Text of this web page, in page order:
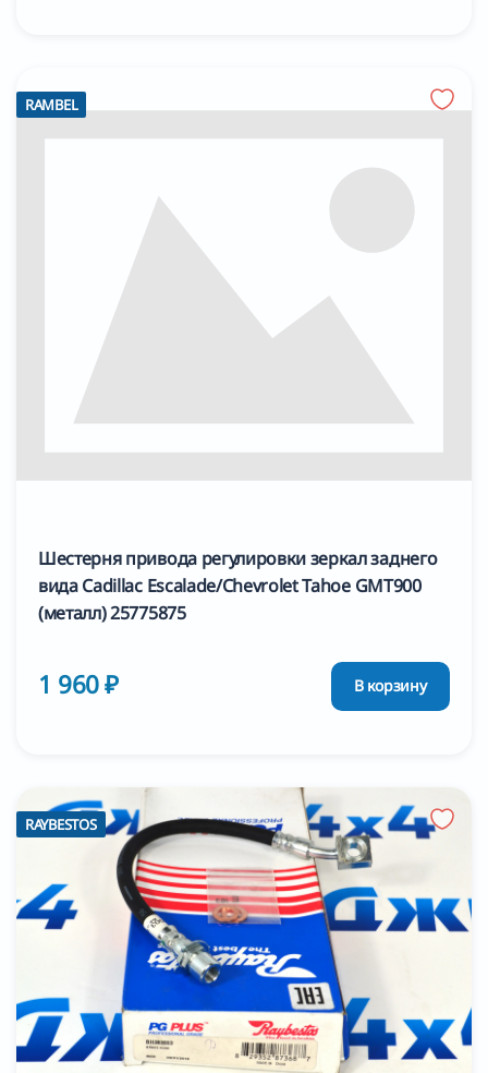
RAMBEL
Шестерня привода регулировки зеркал заднего
вида Cadillac Escalade/Chevrolet Tahoe GMT900
(металл) 25775875
1 960 ₽ В корзину
RAYBESTOS